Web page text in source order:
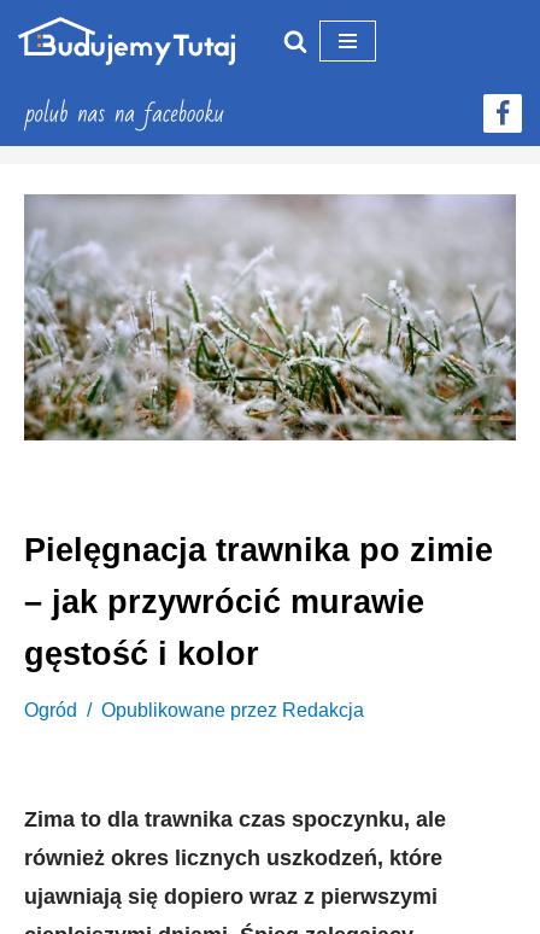
treści
Pielęgnacja trawnika po zimie
– jak przywrócić murawie
gęstość i kolor
Ogród Opublikowane przez Redakcja
Zima to dla trawnika czas spoczynku, ale
również okres licznych uszkodzeń, które
ujawniają się dopiero wraz z pierwszymi